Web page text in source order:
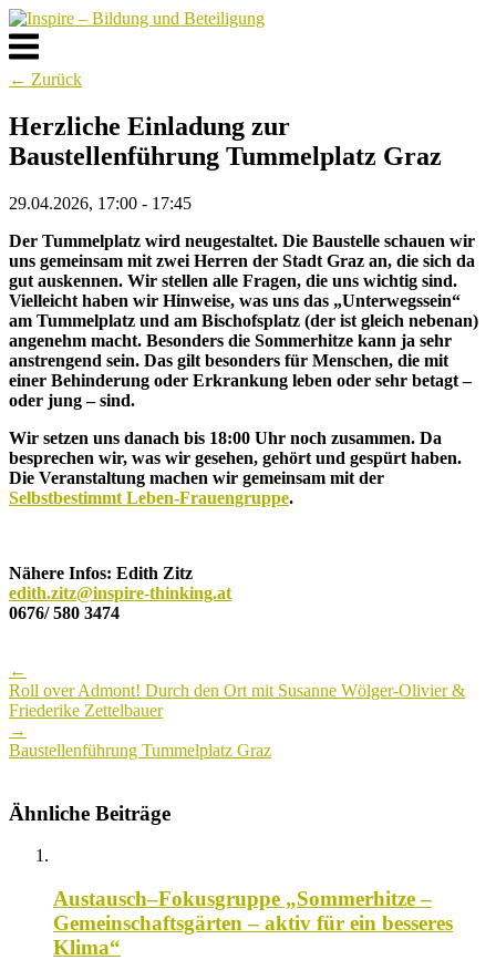
Skip
to
content
Menu
← Zurück
Herzliche Einladung zur
Baustellenführung Tummelplatz Graz
29.04.2026, 17:00 - 17:45
Der Tummelplatz wird neugestaltet. Die Baustelle schauen wir
uns gemeinsam mit zwei Herren der Stadt Graz an, die sich da
gut auskennen. Wir stellen alle Fragen, die uns wichtig sind.
Vielleicht haben wir Hinweise, was uns das „Unterwegssein“
am Tummelplatz und am Bischofsplatz (der ist gleich nebenan)
angenehm macht. Besonders die Sommerhitze kann ja sehr
anstrengend sein. Das gilt besonders für Menschen, die mit
einer Behinderung oder Erkrankung leben oder sehr betagt –
oder jung – sind.
Wir setzen uns danach bis 18:00 Uhr noch zusammen. Da
besprechen wir, was wir gesehen, gehört und gespürt haben.
Die Veranstaltung machen wir gemeinsam mit der
Selbstbestimmt Leben-Frauengruppe.
Nähere Infos: Edith Zitz
edith.zitz@inspire-thinking.at
0676/ 580 3474
navigation
←
Roll over Admont! Durch den Ort mit Susanne Wölger-Olivier &
Friederike Zettelbauer
→
Baustellenführung Tummelplatz Graz
Ähnliche Beiträge
Austausch–Fokusgruppe „Sommerhitze –
Gemeinschaftsgärten – aktiv für ein besseres
Klima“